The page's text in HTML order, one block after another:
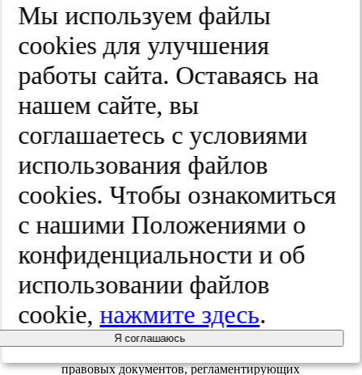
амбулаторно ПНД 3 0,49
По направлению из ЛПУ
других профилей
208 33,71
Обследование при
предварительном
медосмотре
51 8,27
Обследование при
медосмотре
Выборка в целом
правовых документов, регламентирующих
Мы используем файлы
cооkies для улучшения
работы сайта. Оставаясь на
нашем сайте, вы
соглашаетесь с условиями
использования файлов
cооkies. Чтобы ознакомиться
с нашими Положениями о
конфиденциальности и об
использовании файлов
cookie,нажмите здесь.
Я соглашаюсь